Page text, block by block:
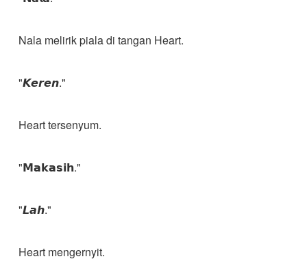
Nala melirik piala di tangan Heart.
"𝙆𝙚𝙧𝙚𝙣."
Heart tersenyum.
"𝗠𝗮𝗸𝗮𝘀𝗶𝗵."
"𝙇𝙖𝙝."
Heart mengernyit.